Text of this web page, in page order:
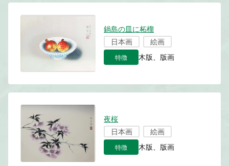
鍋島の皿に柘榴
日本画
絵画
特徴 木版、版画
夜桜
日本画
絵画
特徴 木版、版画